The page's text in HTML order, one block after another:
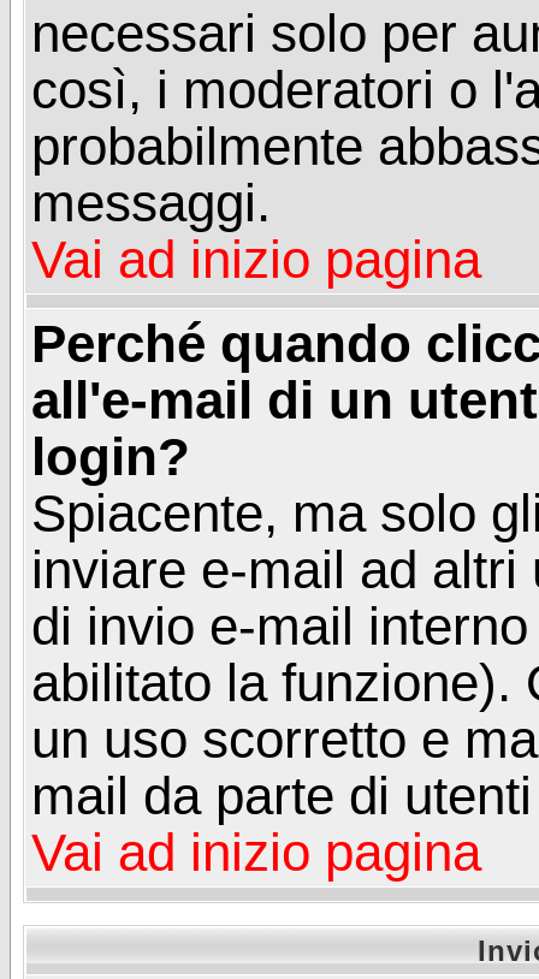
necessari solo per
così, i moderatori o
probabilmente
messaggi.
Vai ad inizio pagina
Perché quando
all'e-mail di un
login?
Spiacente, ma solo
inviare e-mail ad
di invio e-mail
abilitato la funzione).
un uso scorretto e
mail da parte di
Vai ad inizio pagina